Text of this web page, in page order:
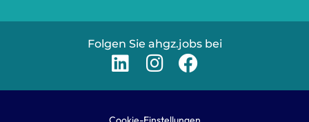
Folgen Sie ahgz.jobs bei